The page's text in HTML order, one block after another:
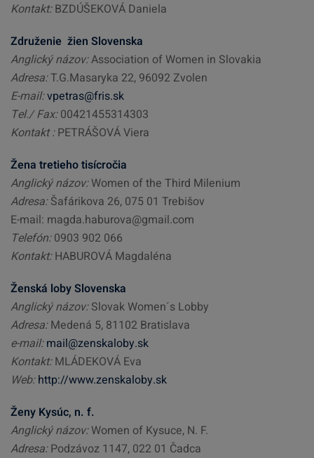
Kontakt:BZDÚŠEKOVÁ Daniela
Združenie žien Slovenska
Anglický názov:Association of Women in Slovakia
Adresa:T.G.Masaryka 22, 96092 Zvolen
E-mail:vpetras@fris.sk
Tel./ Fax:00421455314303
Kontakt :PETRÁŠOVÁ Viera
Žena tretieho tisícročia
Anglický názov:Women of the Third Milenium
Adresa:Šafárikova 26, 075 01 Trebišov
E-mail: magda.haburova@gmail.com
Telefón:0903 902 066
Kontakt:HABUROVÁ Magdaléna
Ženská loby Slovenska
Anglický názov:Slovak Women´s Lobby
Adresa:Medená 5, 81102 Bratislava
e-mail: mail@zenskaloby.sk
Kontakt:MLÁDEKOVÁ Eva
Web: http://www.zenskaloby.sk
Ženy Kysúc, n. f.
Anglický názov:Women of Kysuce, N. F.
Adresa: Podzávoz 1147, 022 01 Čadca